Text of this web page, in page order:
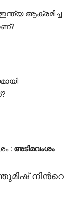
ആക്രമിച്ച
: അടിമവംശം
നിൻറെ